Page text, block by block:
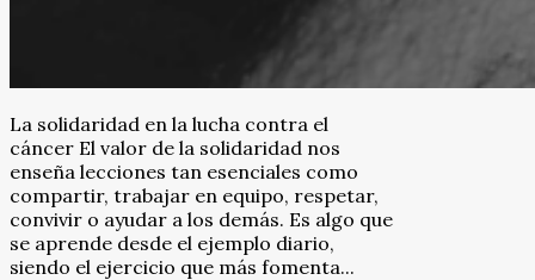
La solidaridad en la lucha contra el
cáncer El valor de la solidaridad nos
enseña lecciones tan esenciales como
compartir, trabajar en equipo, respetar,
convivir o ayudar a los demás. Es algo que
se aprende desde el ejemplo diario,
siendo el ejercicio que más fomenta...